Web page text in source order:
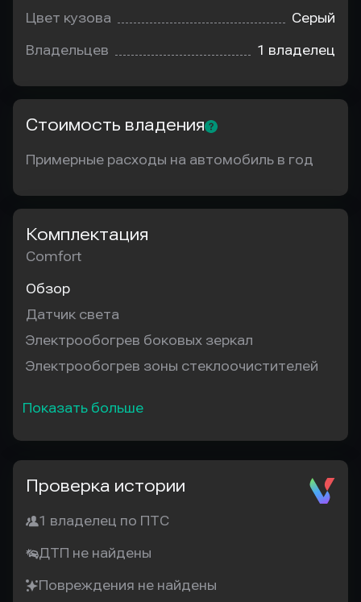
Цвет кузова Серый
Владельцев 1 владелец
Стоимость владения
Примерные расходы на автомобиль в год
Комплектация
Comfort
Обзор
Датчик света
Электрообогрев боковых зеркал
Электрообогрев зоны стеклоочистителей
Показать больше
Проверка истории
1 владелец по ПТС
ДТП не найдены
Повреждения не найдены